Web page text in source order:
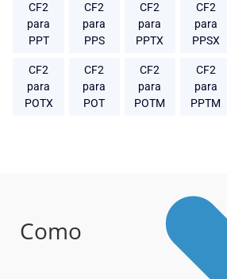
CF2
para
PPT
CF2
para
PPS
CF2
para
PPTX
CF2
para
PPSX
CF2
para
POTX
CF2
para
POT
CF2
para
POTM
CF2
para
PPTM
Como